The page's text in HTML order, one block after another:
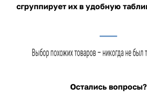
сгруппирует их в удобную
Остались вопросы?